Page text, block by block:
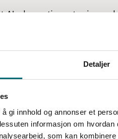
Detaljer
gi innhold og annonser et
informasjon om
som kan
sky og tjenester innen
nåværende tjenester
tilgang til de nyeste
og kan fortsette å
å investere i våre
verdier over tid.